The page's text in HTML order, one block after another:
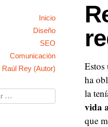
Inicio
Diseño
SEO
Comunicación
Raúl Rey (Autor)
Estos
ha
la
vida
que